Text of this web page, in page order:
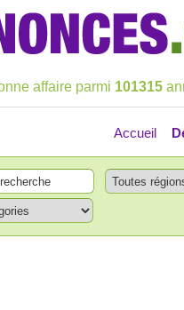
affaire parmi 101315
Accueil